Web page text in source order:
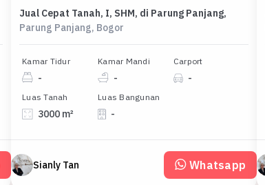
Jual Cepat Tanah, I, SHM, di Parung Panjang,
Parung Panjang, Bogor
Kamar Tidur
-
Kamar Mandi
-
Carport
-
Luas Tanah
3000 m²
Luas Bangunan
-
Sianly Tan Whatsapp